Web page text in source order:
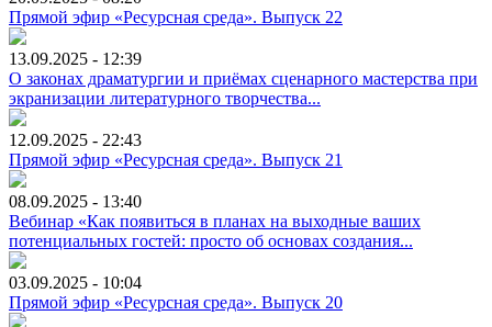
Прямой эфир «Ресурсная среда». Выпуск 22
13.09.2025 - 12:39
О законах драматургии и приёмах сценарного мастерства при
экранизации литературного творчества...
12.09.2025 - 22:43
Прямой эфир «Ресурсная среда». Выпуск 21
08.09.2025 - 13:40
Вебинар «Как появиться в планах на выходные ваших
потенциальных гостей: просто об основах создания...
03.09.2025 - 10:04
Прямой эфир «Ресурсная среда». Выпуск 20